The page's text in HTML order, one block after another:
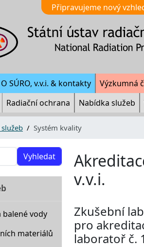
Připravujeme nový
O SÚRO, v.v.i. & kontakty Výzkumná
Radiační ochrana
Nabídka služeb
Systém kvality
v.v.i.
Zkušební
pro
laboratoř č.
balené vody
materiálů